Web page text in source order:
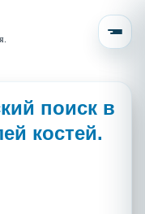
поиск в
костей.